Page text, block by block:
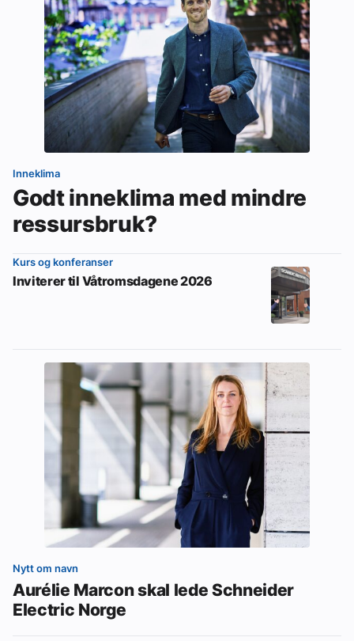
Inneklima
Godt inneklima med mindre
ressursbruk?
Kurs og konferanser
Inviterer til Våtromsdagene 2026
Nytt om navn
Aurélie Marcon skal lede Schneider
Electric Norge